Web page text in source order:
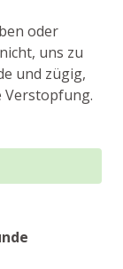
oder
uns zu
und zügig,
Verstopfung.